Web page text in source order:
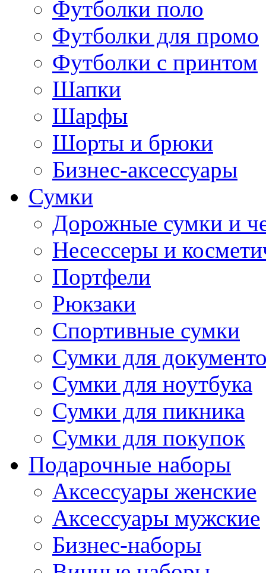
Футболки поло
Футболки для промо
Футболки с принтом
Шапки
Шарфы
Шорты и брюки
Бизнес-аксессуары
Сумки
Дорожные сумки и
Несессеры и
Портфели
Рюкзаки
Спортивные сумки
Сумки для
Сумки для ноутбука
Сумки для пикника
Сумки для покупок
Подарочные наборы
Аксессуары женские
Аксессуары мужские
Бизнес-наборы